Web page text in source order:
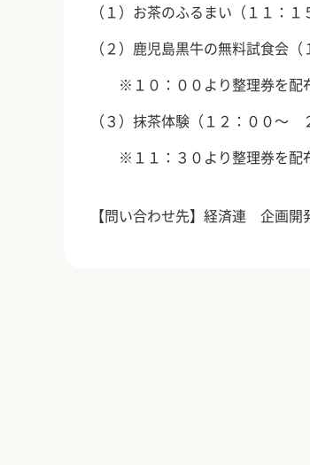
（１）お茶のふるまい（１１：
（２）鹿児島黒牛の無料試食会
※１０：００より整理券を配
（３）抹茶体験（１２：００～
※１１：３０より整理券を配
【問い合わせ先】経済連 企画